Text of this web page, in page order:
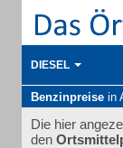
DIESEL
Benzinpreise in
Die hier
den